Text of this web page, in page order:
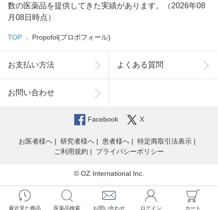
数の医薬品を提供してきた実績があります。（2026年08
月08日時点）
TOP Propofol(プロポフォール)
最近見た商品 医薬品検索 お問い合わせ ログイン カート
お支払い方法 よくある質問
お問い合わせ
Facebook X
お医者様へ 研究者様へ 患者様へ
特定商取引法表示
ご利用規約
プライバシーポリシー
© OZ International Inc.